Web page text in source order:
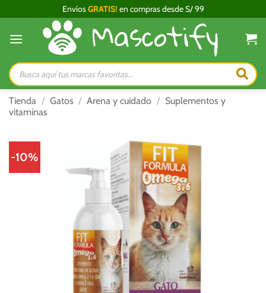
al
contenido
EnvíosGRATIS! en compras desde S/ 99
Búsqueda
de
productos
Tienda / Gatos / Arena y cuidado / Suplementos y
vitaminas
-10%